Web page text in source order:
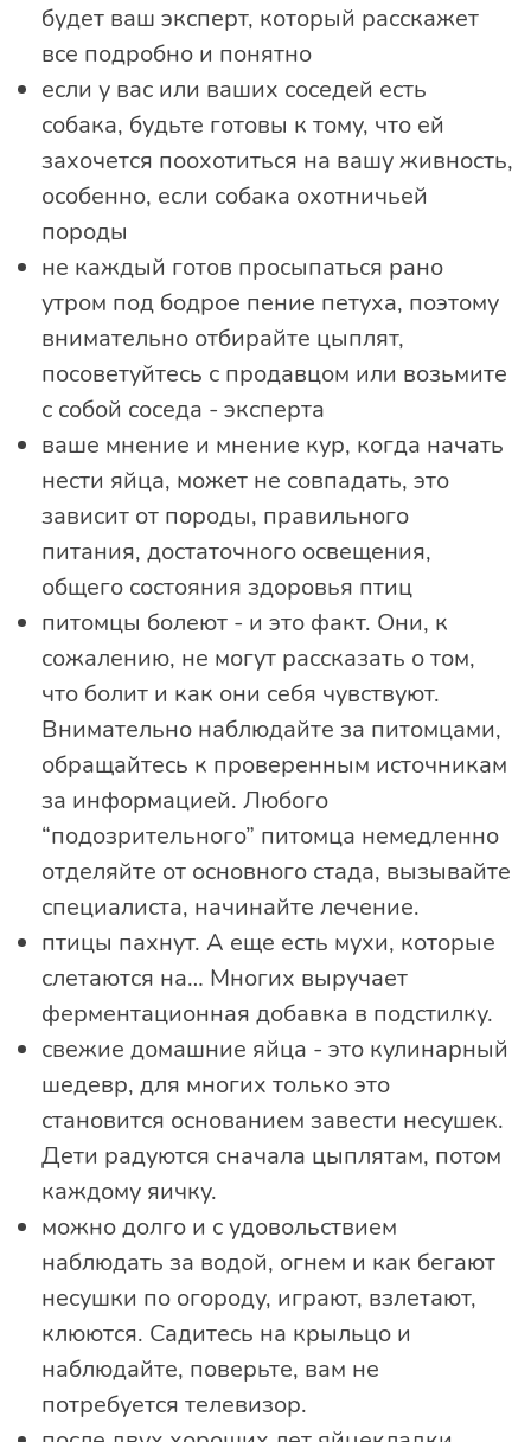
будет ваш эксперт, который расскажет
все подробно и понятно
если у вас или ваших соседей есть
собака, будьте готовы к тому, что ей
захочется поохотиться на вашу живность,
особенно, если собака охотничьей
породы
не каждый готов просыпаться рано
утром под бодрое пение петуха, поэтому
внимательно отбирайте цыплят,
посоветуйтесь с продавцом или возьмите
с собой соседа - эксперта
ваше мнение и мнение кур, когда начать
нести яйца, может не совпадать, это
зависит от породы, правильного
питания, достаточного освещения,
общего состояния здоровья птиц
питомцы болеют - и это факт. Они, к
сожалению, не могут рассказать о том,
что болит и как они себя чувствуют.
Внимательно наблюдайте за питомцами,
обращайтесь к проверенным источникам
за информацией. Любого
“подозрительного” питомца немедленно
отделяйте от основного стада, вызывайте
специалиста, начинайте лечение.
птицы пахнут. А еще есть мухи, которые
слетаются на… Многих выручает
ферментационная добавка в подстилку.
свежие домашние яйца - это кулинарный
шедевр, для многих только это
становится основанием завести несушек.
Дети радуются сначала цыплятам, потом
каждому яичку.
можно долго и с удовольствием
наблюдать за водой, огнем и как бегают
несушки по огороду, играют, взлетают,
клюются. Садитесь на крыльцо и
наблюдайте, поверьте, вам не
потребуется телевизор.